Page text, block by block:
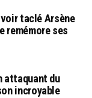
taclé Arsène
remémore ses
attaquant du
incroyable